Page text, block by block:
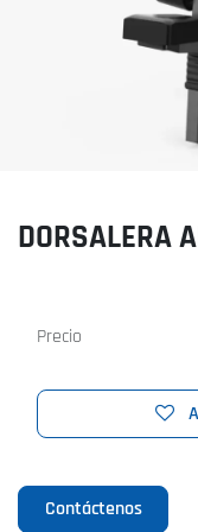
DORSALERA
Precio
Contáctenos